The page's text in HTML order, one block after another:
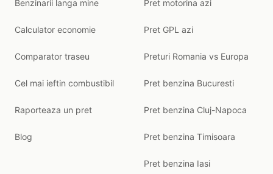
Benzinarii langa mine
Calculator economie
Comparator traseu
Cel mai ieftin combustibil
Raporteaza un pret
Blog
Pret motorina azi
Pret GPL azi
Preturi Romania vs Europa
Pret benzina Bucuresti
Pret benzina Cluj-Napoca
Pret benzina Timisoara
Pret benzina Iasi